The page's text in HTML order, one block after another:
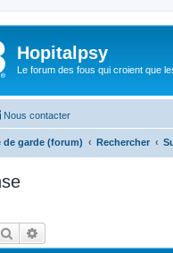
Hopitalpsy
Le forum des fous qui croient que
Nous contacter
de garde (forum) Rechercher
Rechercher